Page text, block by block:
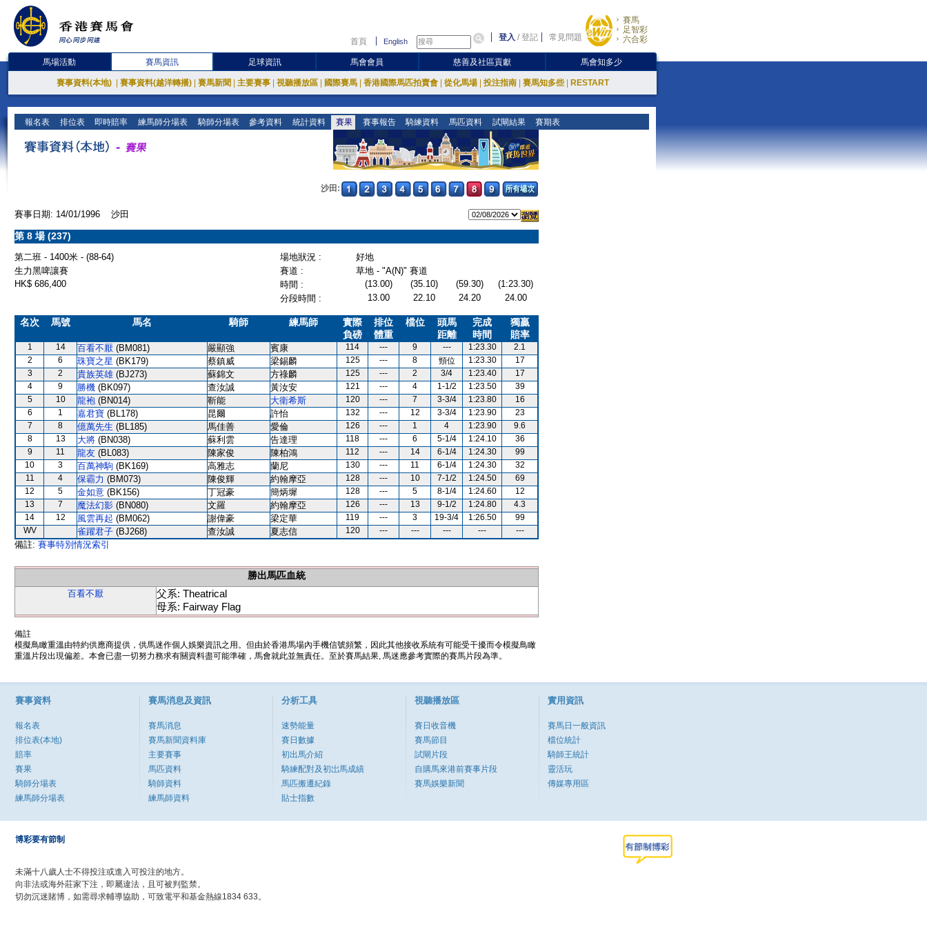
首頁 English 登入 /登記 常見問題
賽馬
足智彩
六合彩
馬場活動 賽馬資訊 足球資訊 馬會會員 慈善及社區貢獻 馬會知多少
賽事資料(本地) 賽事資料(越洋轉播) 賽馬新聞 主要賽事 視聽播放區 國際賽馬 香港國際馬匹拍賣會 從化馬場 投注指南 賽馬知多些 RESTART
報名表 排位表 即時賠率 練馬師分場表 騎師分場表 參考資料 統計資料 賽果 賽事報告 騎練資料 馬匹資料 試閘結果 賽期表
沙田:
賽事日期: 14/01/1996 沙田
第 8 場 (237)
第二班 - 1400米 - (88-64) 場地狀況 :
好地
生力黑啤讓賽
賽道 :
草地 - "A(N)" 賽道
HK$ 686,400
時間 : (13.00) (35.10) (59.30)
(1:23.30)
分段時間 :
13.00 22.10 24.20 24.00
名次 馬號 馬名 騎師 練馬師
實際
負磅
排位
體重
檔位
頭馬
距離
完成
時間
獨贏
賠率
1 14 百看不厭 (BM081) 嚴顯強 賓康 114 --- 9 --- 1:23.30
2.1
2
6 珠寶之星 (BK179) 蔡鎮威 梁錫麟 125 --- 8 頸位 1:23.30
17
3
2 貴族英雄 (BJ273) 蘇錦文 方祿麟 125 --- 2 3/4 1:23.40
17
4
9 勝機 (BK097) 查汝誠 黃汝安 121 --- 4 1-1/2 1:23.50
39
5
10 龍袍 (BN014) 靳能 大衛希斯 120 --- 7 3-3/4 1:23.80
16
6
1 嘉君寶 (BL178) 昆爾 許怡 132 --- 12 3-3/4 1:23.90
23
7
8 億萬先生 (BL185) 馬佳善 愛倫 126 --- 1 4 1:23.90
9.6
8
13 大將 (BN038) 蘇利雲 告達理 118 --- 6 5-1/4 1:24.10
36
9
11 龍友 (BL083) 陳家俊 陳柏鴻 112 --- 14 6-1/4 1:24.30
99
10
3 百萬神駒 (BK169) 高雅志 蘭尼 130 --- 11 6-1/4 1:24.30
32
11
4 保霸力 (BM073) 陳俊輝 約翰摩亞 128 --- 10 7-1/2 1:24.50
69
12
5 金如意 (BK156) 丁冠豪 簡炳墀 128 --- 5 8-1/4 1:24.60
12
13
7 魔法幻影 (BN080) 文羅 約翰摩亞 126 --- 13 9-1/2 1:24.80
4.3
14
12 風雲再起 (BM062) 謝偉豪 梁定華 119 --- 3 19-3/4 1:26.50
99
WV
雀躍君子 (BJ268) 查汝誠 夏志信 120 --- --- --- --- ---
備註: 賽事特別情況索引
勝出馬匹血統
百看不厭
父系: Theatrical
母系: Fairway Flag
備註
模擬鳥瞰重溫由特約供應商提供，供馬迷作個人娛樂資訊之用。但由於香港馬場內手機信號頻繁，因此其他接收系統有可能受干擾而令模擬鳥瞰
重溫片段出現偏差。本會已盡一切努力務求有關資料盡可能準確，馬會就此並無責任。至於賽馬結果, 馬迷應參考實際的賽馬片段為準。
賽事資料
報名表
排位表(本地)
賠率
賽果
騎師分場表
練馬師分場表
賽馬消息及資訊
賽馬消息
賽馬新聞資料庫
主要賽事
馬匹資料
騎師資料
練馬師資料
分析工具
速勢能量
賽日數據
初出馬介紹
騎練配對及初岀馬成績
馬匹搬遷紀錄
貼士指數
視聽播放區
賽日收音機
賽馬節目
試閘片段
自購馬來港前賽事片段
賽馬娛樂新聞
實用資訊
賽馬日一般資訊
檔位統計
騎師王統計
靈活玩
傳媒專用區
博彩要有節制
未滿十八歲人士不得投注或進入可投注的地方。
向非法或海外莊家下注，即屬違法，且可被判監禁。
切勿沉迷賭博，如需尋求輔導協助，可致電平和基金熱線1834 633。